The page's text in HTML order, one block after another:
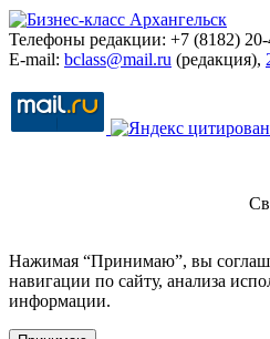
Телефоны редакции: +7 (8182) 20-
E-mail: bclass@mail.ru (редакция),
Нажимая “Принимаю”, вы
навигации по сайту, анализа
информации.